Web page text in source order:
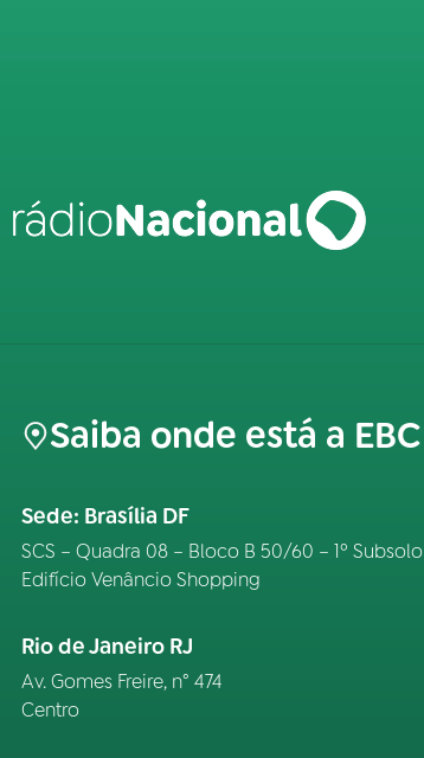
Saiba onde está a EBC
Sede: Brasília DF
SCS – Quadra 08 – Bloco B 50/60 – 1º Subsolo
Edifício Venâncio Shopping
Rio de Janeiro RJ
Av. Gomes Freire, n° 474
Centro